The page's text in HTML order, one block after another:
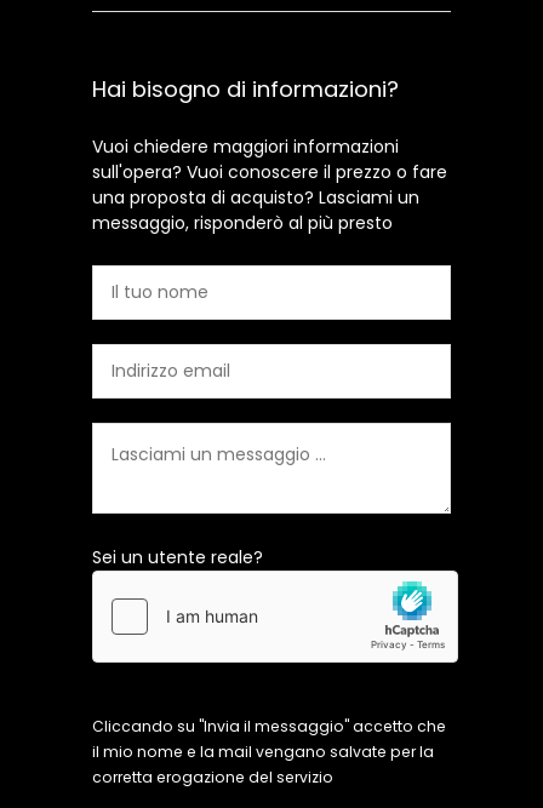
Hai bisogno di informazioni?
Vuoi chiedere maggiori informazioni
sull'opera? Vuoi conoscere il prezzo o fare
una proposta di acquisto? Lasciami un
messaggio, risponderò al più presto
Sei un utente reale?
Cliccando su "Invia il messaggio" accetto che
il mio nome e la mail vengano salvate per la
corretta erogazione del servizio